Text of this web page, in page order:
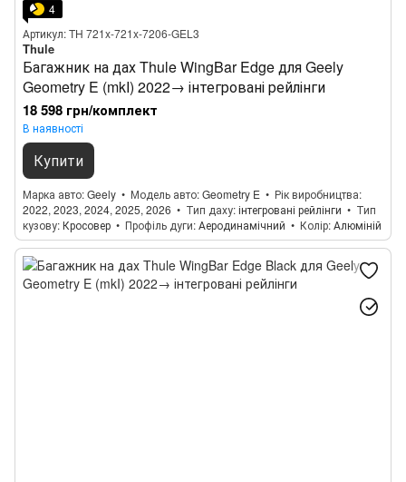
4
Артикул: TH 721x-721x-7206-GEL3
Thule
Багажник на дах Thule WingBar Edge для Geely
Geometry E (mkI) 2022→ інтегровані рейлінги
18 598 грн/комплект
В наявності
Купити
Марка авто Geely Модель авто Geometry E
Рік виробництва
2022, 2023, 2024, 2025, 2026
Тип даху інтегровані рейлінги
Тип
кузову Кросовер Профіль дуги Аеродинамічний Колір Алюміній